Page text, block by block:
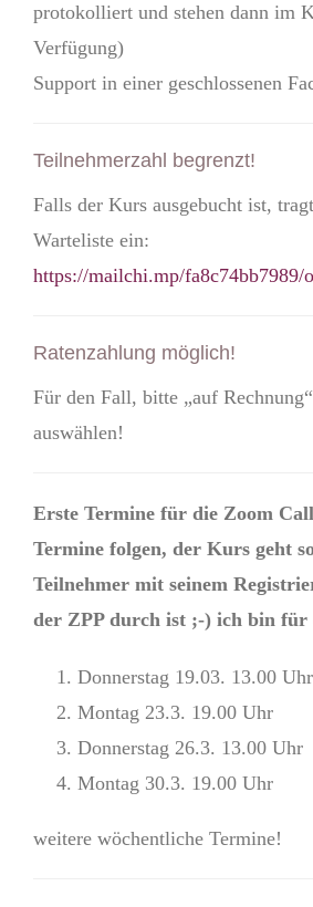
protokolliert und stehen dann im
Verfügung)
Support in einer geschlossenen
Teilnehmerzahl begrenzt!
Falls der Kurs ausgebucht ist,
Warteliste ein:
https://mailchi.mp/fa8c74bb7989/
Ratenzahlung möglich!
Für den Fall, bitte „auf
auswählen!
Erste Termine für die Zoom
Termine folgen, der Kurs geht
Teilnehmer mit seinem
der ZPP durch ist ;-) ich bin für
Donnerstag 19.03. 13.00 Uhr
Montag 23.3. 19.00 Uhr
Donnerstag 26.3. 13.00 Uhr
Montag 30.3. 19.00 Uhr
weitere wöchentliche Termine!